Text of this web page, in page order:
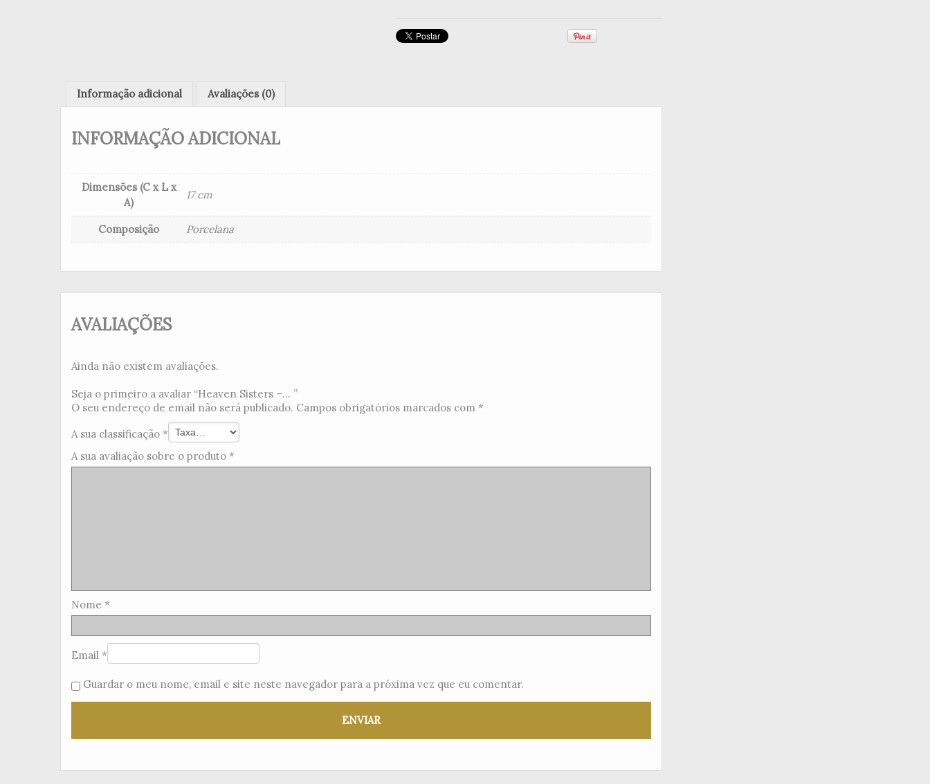
Informação adicional Avaliações (0)
INFORMAÇÃO ADICIONAL
Dimensões (C x L x
A)
17 cm
Composição Porcelana
AVALIAÇÕES
Ainda não existem avaliações.
Seja o primeiro a avaliar “Heaven Sisters –... ”
O seu endereço de email não será publicado. Campos obrigatórios marcados com *
A sua classificação *
A sua avaliação sobre o produto *
Nome *
Email *
Guardar o meu nome, email e site neste navegador para a próxima vez que eu comentar.